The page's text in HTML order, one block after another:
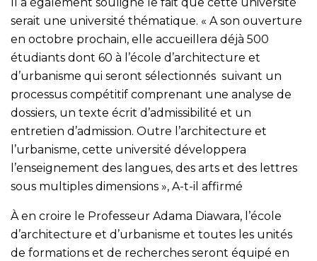
Il a également souligné le fait que cette université
serait une université thématique. « A son ouverture
en octobre prochain, elle accueillera déjà 500
étudiants dont 60 à l’école d’architecture et
d’urbanisme qui seront sélectionnés suivant un
processus compétitif comprenant une analyse de
dossiers, un texte écrit d’admissibilité et un
entretien d’admission. Outre l’architecture et
l’urbanisme, cette université développera
l’enseignement des langues, des arts et des lettres
sous multiples dimensions », A-t-il affirmé
À en croire le Professeur Adama Diawara, l’école
d’architecture et d’urbanisme et toutes les unités
de formations et de recherches seront équipé en